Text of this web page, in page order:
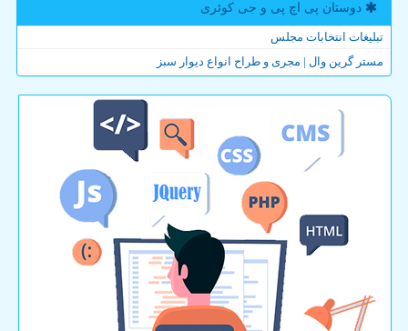
دوستان پی اچ پی و جی كوئری
تبلیغات انتخابات مجلس
مستر گرین وال | مجری و طراح انواع دیوار سبز